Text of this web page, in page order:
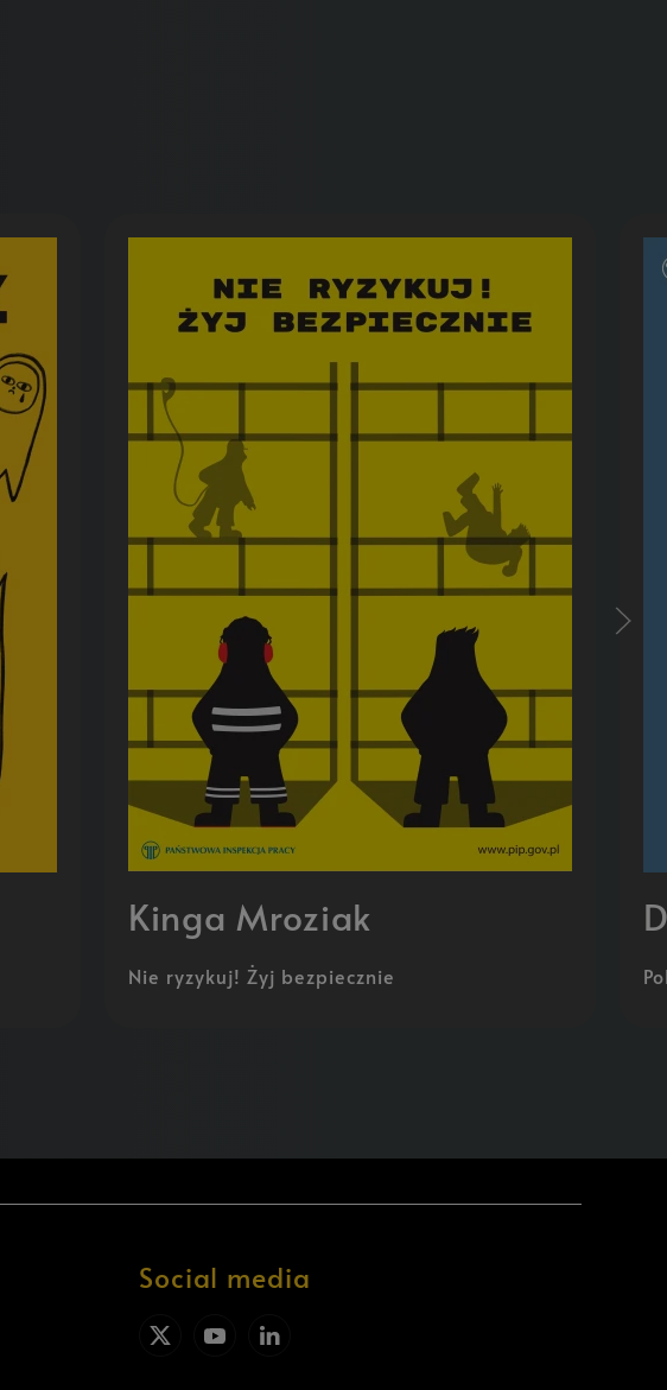
Kinga Mroziak
Nie ryzykuj! Żyj bezpiecznie
Social media